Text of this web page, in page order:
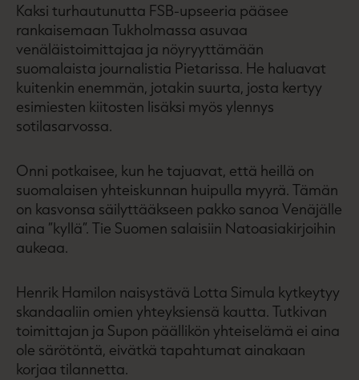
Kaksi turhautunutta FSB-upseeria pääsee
rankaisemaan Tukholmassa asuvaa
venäläistoimittajaa ja nöyryyttämään
suomalaista journalistia Pietarissa. He haluavat
kuitenkin enemmän, jotakin suurta, josta kertyy
esimiesten kiitosten lisäksi myös ylennys
sotilasarvossa.
Onni potkaisee, kun he tajuavat, että heillä on
suomalaisen yhteiskunnan huipulla myyrä. Tämän
on kasvonsa säilyttääkseen pakko sanoa Venäjälle
aina ”kyllä”. Tie Suomen salaisiin Natoasiakirjoihin
aukeaa.
Henrik Hamilon naisystävä Lotta Simula kytkeytyy
skandaaliin omien yhteyksiensä kautta. Tutkivan
toimittajan ja Supon päällikön yhteiselämä ei aina
ole särötöntä, eivätkä tapahtumat ainakaan
korjaa tilannetta.